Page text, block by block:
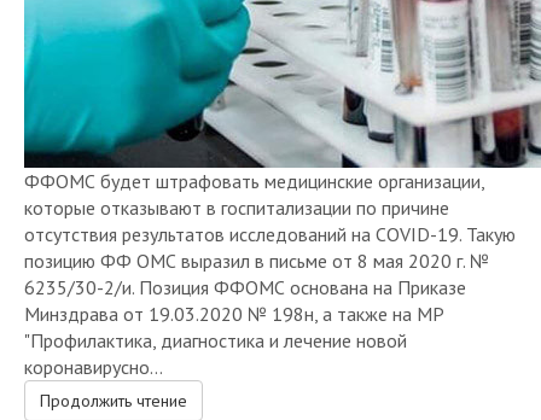
ФФОМС будет штрафовать медицинские организации,
которые отказывают в госпитализации по причине
отсутствия результатов исследований на COVID-19. Такую
позицию ФФ ОМС выразил в письме от 8 мая 2020 г. №
6235/30-2/и. Позиция ФФОМС основана на Приказе
Минздрава от 19.03.2020 № 198н, а также на МР
"Профилактика, диагностика и лечение новой
коронавирусно...
Продолжить чтение